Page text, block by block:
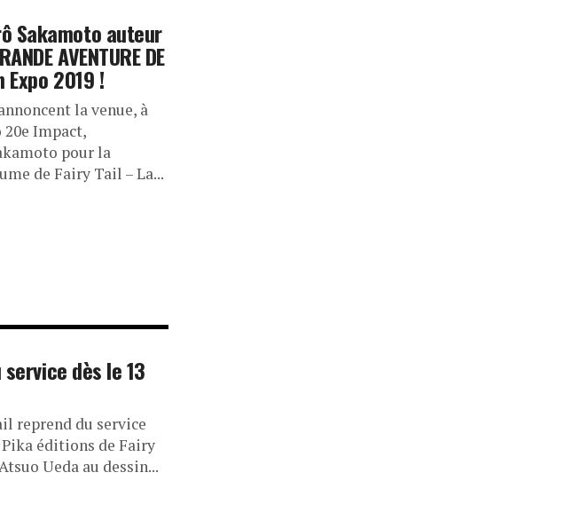
Sakamoto auteur
AVENTURE DE
Expo 2019 !
la venue, à
20e Impact,
pour la
de Fairy Tail – La...
dès le 13
reprend du service
éditions de Fairy
Ueda au dessin...